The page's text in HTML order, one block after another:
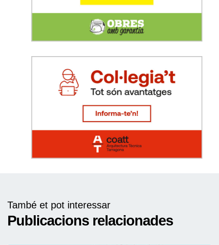
També et pot interessar
Publicacions relacionades